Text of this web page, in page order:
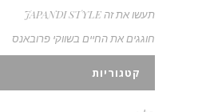
תעשו את זה JAPANDI STYLE
חוגגים את החיים בשווקי פרובאנס
קטגוריות